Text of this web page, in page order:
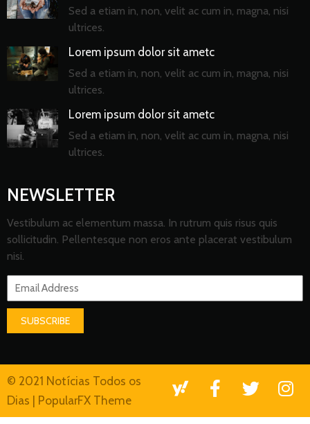
Sed a etiam in, non, velit ac cum in, magna, nisi
ultrices.
Lorem ipsum dolor sit ametc
Sed a etiam in, non, velit ac cum in, magna, nisi
ultrices.
Lorem ipsum dolor sit ametc
Sed a etiam in, non, velit ac cum in, magna, nisi
ultrices.
NEWSLETTER
Vestibulum ac elementum massa. In rutrum quis risus quis
sollicitudin. Pellentesque non eros ante placerat vestibulum
nisi.
SUBSCRIBE
© 2021 Notícias Todos os
Dias | PopularFX Theme